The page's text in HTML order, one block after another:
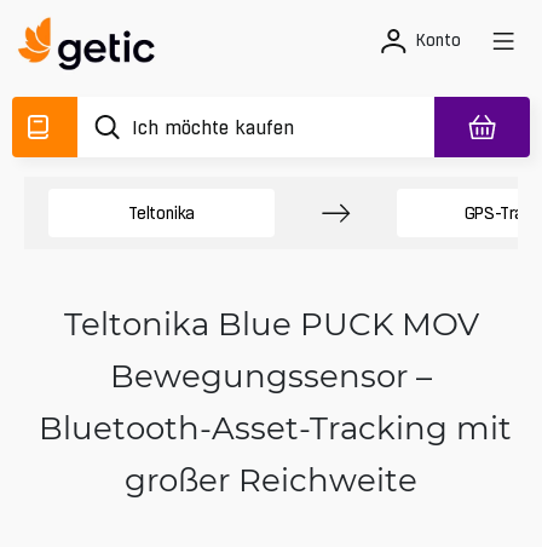
Konto
Teltonika GPS-
Teltonika Blue PUCK MOV
Bewegungssensor –
Bluetooth-Asset-Tracking mit
großer Reichweite